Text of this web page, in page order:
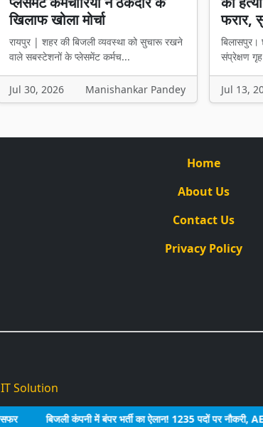
खिलाफ खोला मोर्चा
रायपुर | शहर की बिजली व्यवस्था को सुचारू रखने
वाले सबस्टेशनों के प्लेसमेंट कर्मच...
Jul 30, 2026 Manishankar Pandey
फरार,
बिलासपुर।
संप्रेक्षण
Jul 13,
Home
About Us
Contact Us
Privacy Policy
बिजली कंपनी में बंपर भर्ती का ऐलान! 1235 पदों पर नौकरी, AE-JE
IT Solution